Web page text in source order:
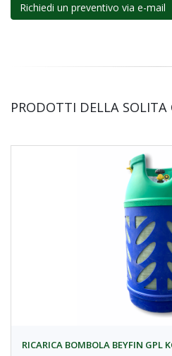
Richiedi un preventivo via e-mail
PRODOTTI DELLA SOLITA
RICARICA BOMBOLA BEYFIN GPL